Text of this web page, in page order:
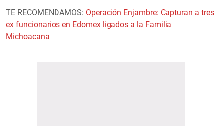
TE RECOMENDAMOS: Operación Enjambre: Capturan a tres
ex funcionarios en Edomex ligados a la Familia
Michoacana